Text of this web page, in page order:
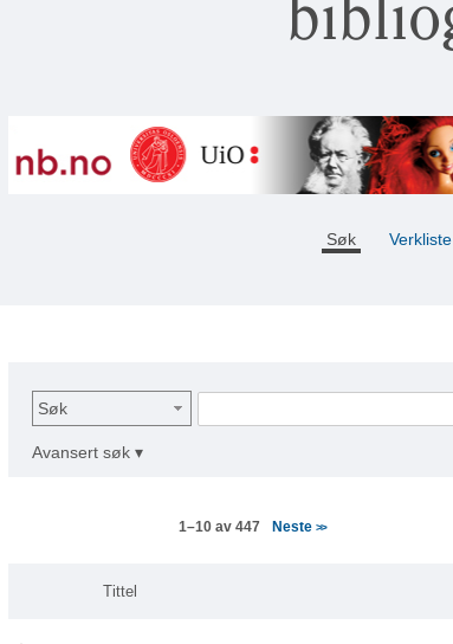
Søk Verkliste
Søk
Avansert søk ▾
1–10 av 447 Neste >>
Tittel